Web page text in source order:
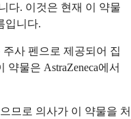
다. 이것은 현재 이 약물
입니다.
주사 펜으로 제공되어 집
물은 AstraZeneca에서
므로 의사가 이 약물을 처